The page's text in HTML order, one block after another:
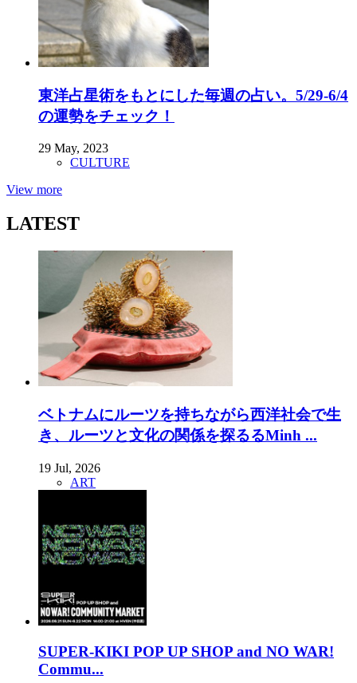
東洋占星術をもとにした毎週の占い。5/29-6/4
の運勢をチェック！
29 May, 2023
CULTURE
View more
LATEST
ベトナムにルーツを持ちながら西洋社会で生
き、ルーツと文化の関係を探るるMinh ...
19 Jul, 2026
ART
SUPER-KIKI POP UP SHOP and NO WAR!
Commu...